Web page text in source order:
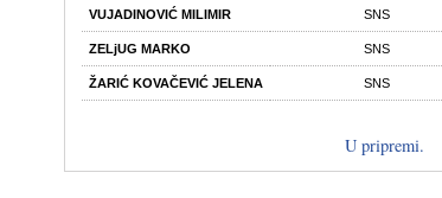
VUJADINOVIĆ MILIMIR SNS
ZELjUG MARKO SNS
ŽARIĆ KOVAČEVIĆ JELENA SNS
U pripremi.